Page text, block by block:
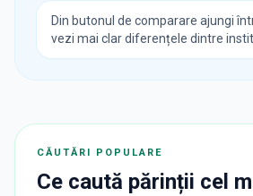
Din butonul de comparare ajungi
vezi mai clar diferențele dintre
CĂUTĂRI POPULARE
Ce caută părinții cel